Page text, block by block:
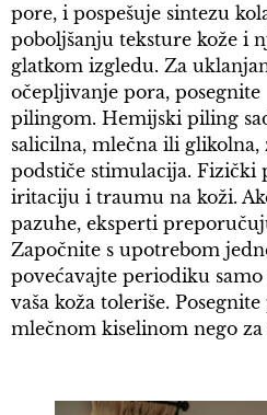
pore, i pospešuje sintezu
poboljšanju teksture kože i
glatkom izgledu. Za
očepljivanje pora,
pilingom. Hemijski piling
salicilna, mlečna ili
podstiče stimulacija. Fizički
iritaciju i traumu na koži.
pazuhe, eksperti
Započnite s upotrebom
povećavajte periodiku
vaša koža toleriše.
mlečnom kiselinom nego za